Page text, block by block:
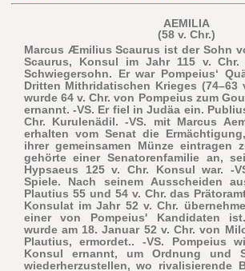
AEMILIA
(58 v. Chr.)
Marcus Æmilius Scaurus ist der Sohn
Scaurus, Konsul im Jahr 115 v.
Schwiegersohn. Er war Pompeius‘
Dritten Mithridatischen Krieges (74–63
wurde 64 v. Chr. von Pompeius zum
ernannt. -VS. Er fiel in Judäa ein.
Chr. Kurulenädil. -VS. mit Marcus
erhalten vom Senat die
ihrer gemeinsamen Münze eintragen
gehörte einer Senatorenfamilie an,
Hypsaeus 125 v. Chr. Konsul war. -
Spiele. Nach seinem Ausscheiden
Plautius 55 und 54 v. Chr. das
Konsulat im Jahr 52 v. Chr.
einer von Pompeius' Kandidaten
wurde am 18. Januar 52 v. Chr. von
Plautius, ermordet.. -VS. Pompeius
Konsul ernannt, um Ordnung und
wiederherzustellen, wo rivalisierende